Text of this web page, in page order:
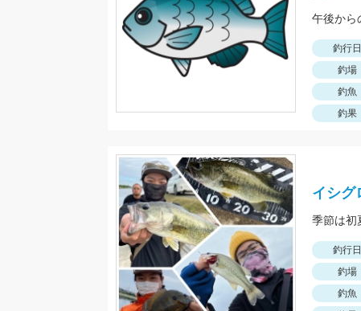
午後から
釣行日
釣場
釣魚
釣果
イシグ
釣行日
釣場
釣魚